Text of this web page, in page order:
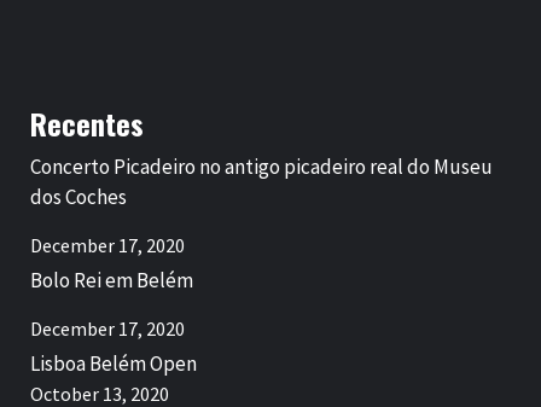
Recentes
Concerto Picadeiro no antigo picadeiro real do Museu
dos Coches
December 17, 2020
Bolo Rei em Belém
December 17, 2020
Lisboa Belém Open
October 13, 2020